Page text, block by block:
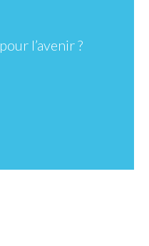
l’avenir ?